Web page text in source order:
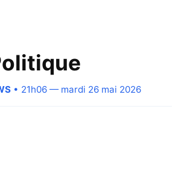
• 21h06 — mardi 26 mai 2026